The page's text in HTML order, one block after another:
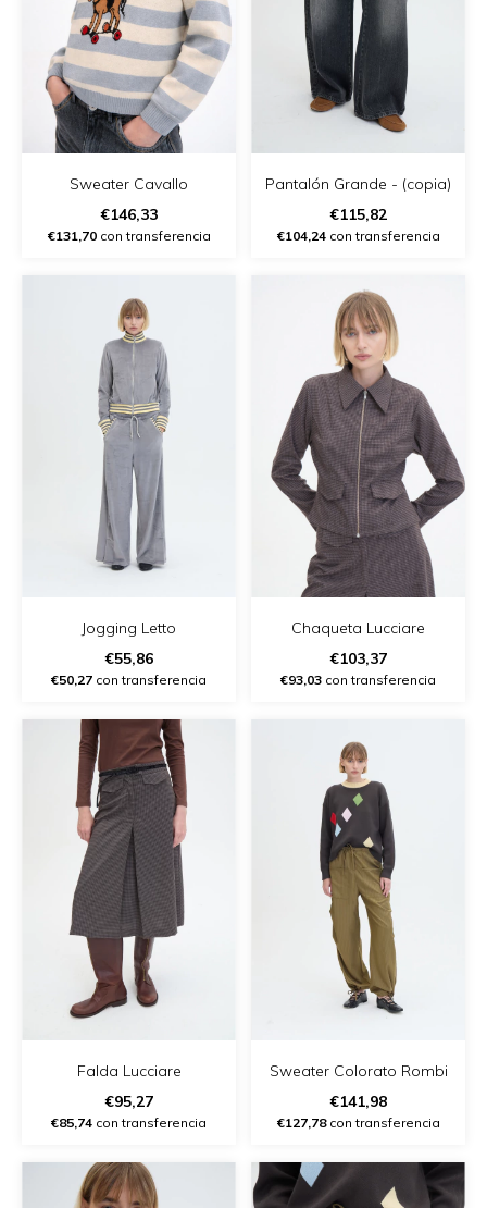
Sweater Cavallo
€146,33
€131,70con transferencia
Pantalón Grande - (copia)
€115,82
€104,24con transferencia
Jogging Letto
€55,86
€50,27 con transferencia
Chaqueta Lucciare
€103,37
€93,03 con transferencia
Falda Lucciare
€95,27
€85,74 con transferencia
Sweater Colorato Rombi
€141,98
€127,78con transferencia